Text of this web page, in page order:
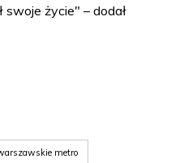
swoje życie" – dodał
metro